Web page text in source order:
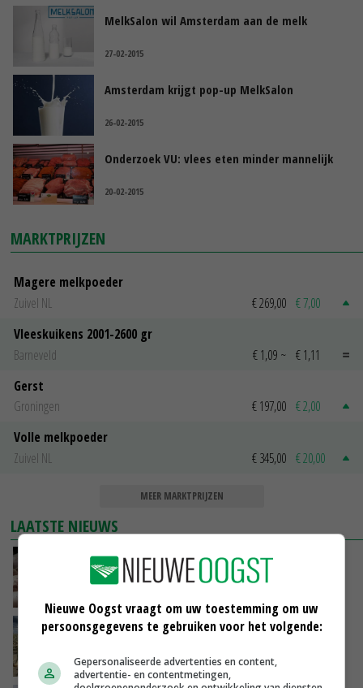
MelkSalon wil Amsterdam aan de melk
27-02-2015
Amsterdam krijgt pop-up MelkSalon
26-02-2015
Onderzoek VU: vlees eten minder mannelijk
20-02-2015
MARKTPRIJZEN
Magere melkpoeder
Zuivel NL
€ 269,00 € 7,00
Vleeskuikens 2001-2600 gr
Barneveld
€ 1,09 ~ € 1,11
Gerst
Groningen
€ 197,00 € 2,00
Volle melkpoeder
Zuivel NL
€ 345,00 € 20,00
MEER MARKTPRIJZEN
LAATSTE NIEUWS
Plotselinge prijsstijging geeft varkensmarkt
nieuw perspectief
‘De eerste 10 ton van de uienoogst zijn we nu
VANDAAG, 09:28
Nieuwe Oogst vraagt om uw toestemming om uw
persoonsgegevens te gebruiken voor het volgende:
Gepersonaliseerde advertenties en content,
advertentie- en contentmetingen,